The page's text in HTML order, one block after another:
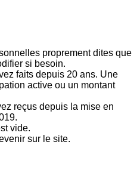
proprement dites que
si besoin.
faits depuis 20 ans. Une
active ou un montant
reçus depuis la mise en
vide.
sur le site.